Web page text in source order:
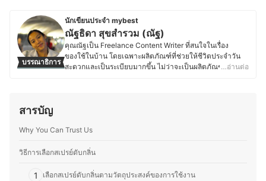
บรรณาธิการ
นักเขียนประจำ mybest
ณัฐธิดา สุขสำรวม (ณัฐ)
คุณณัฐเป็น Freelance Content Writer ที่สนใจในเรื่อง
ของใช้ในบ้าน โดยเฉพาะผลิตภัณฑ์ที่ช่วยให้ชีวิตประจำวัน
สะดวกและเป็นระเบียบมากขึ้น ไม่ว่าจะเป็นผลิตภัณฑ์ซักรีดที่
สนใจในเรื่องเทคโนโลยีในบ้านและของใช้จำเป็น จึงศึกษา
ใช้งาน ความคุ้มค่า และคุณภาพ เพราะเชื่อว่าของใช้ที่ดีควร
ของใช้พื้นฐานแล้ว ยังให้ความสำคัญกับเครื่องหอม รวมถึง
…อ่านต่อ
สารบัญ
Why You Can Trust Us
วิธีการเลือกสเปรย์ดับกลิ่น
1 เลือกสเปรย์ดับกลิ่นตามวัตถุประสงค์ของการใช้งาน